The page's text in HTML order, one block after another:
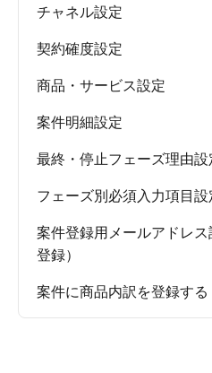
チャネル設定
契約確度設定
商品・サービス設定
案件明細設定
最終・停止フェーズ理由設
フェーズ別必須入力項目設
案件登録用メールアドレ
登録）
案件に商品内訳を登録する